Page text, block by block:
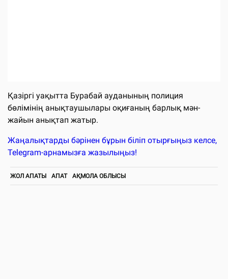
Қазіргі уақытта Бурабай ауданының полиция
бөлімінің анықтаушылары оқиғаның барлық мән-
жайын анықтап жатыр.
Жаңалықтарды бәрінен бұрын біліп отырғыңыз келсе,
Telegram-арнамызға жазылыңыз!
ЖОЛ АПАТЫ АПАТ АҚМОЛА ОБЛЫСЫ